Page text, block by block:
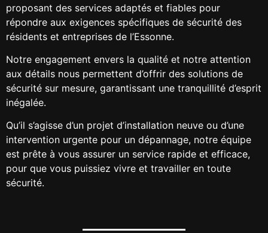
proposant des services adaptés et fiables pour
répondre aux exigences spécifiques de sécurité des
résidents et entreprises de l’Essonne.
Notre engagement envers la qualité et notre attention
aux détails nous permettent d’offrir des solutions de
sécurité sur mesure, garantissant une tranquillité d’esprit
inégalée.
Qu’il s’agisse d’un projet d’installation neuve ou d’une
intervention urgente pour un dépannage, notre équipe
est prête à vous assurer un service rapide et efficace,
pour que vous puissiez vivre et travailler en toute
sécurité.